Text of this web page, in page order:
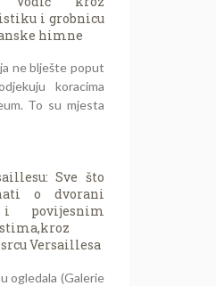
i grobnicu
himne
ne blješte poput
koracima
To su mjesta
Sve što
o dvorani
i povijesnim
Versaillesa
ogledala (Galerie